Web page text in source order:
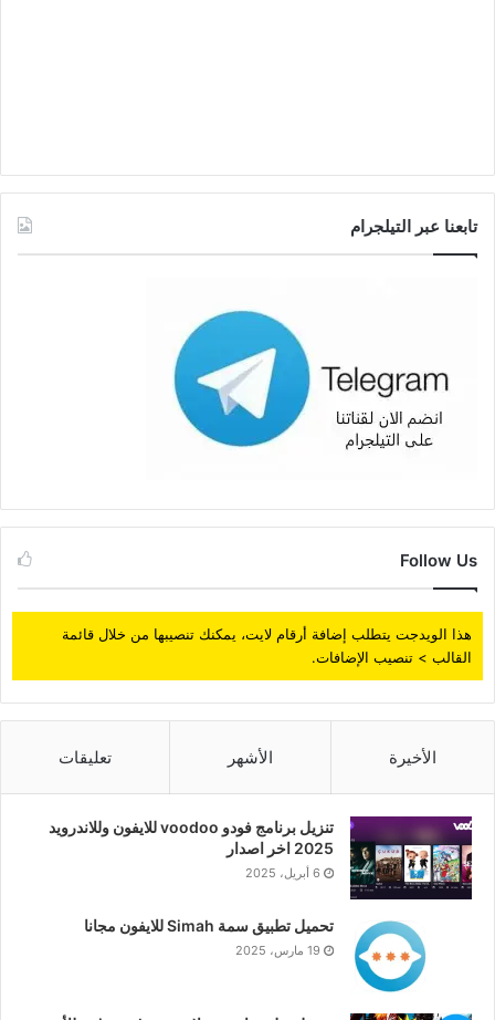
تابعنا عبر التيلجرام
Follow Us
هذا الويدجت يتطلب إضافة أرقام لايت، يمكنك تنصيبها من خلال قائمة
القالب > تنصيب الإضافات.
الأخيرة الأشهر تعليقات
تنزيل برنامج فودو voodoo للايفون وللاندرويد
2025 اخر اصدار
6 أبريل، 2025
تحميل تطبيق سمة Simah للايفون مجانا
19 مارس، 2025